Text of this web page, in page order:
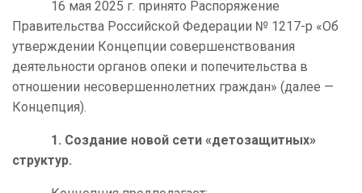
16 мая 2025 г. принято Распоряжение
Правительства Российской Федерации № 1217-р «Об
утверждении Концепции совершенствования
деятельности органов опеки и попечительства в
отношении несовершеннолетних граждан» (далее —
Концепция).
1. Создание новой сети «детозащитных»
структур.